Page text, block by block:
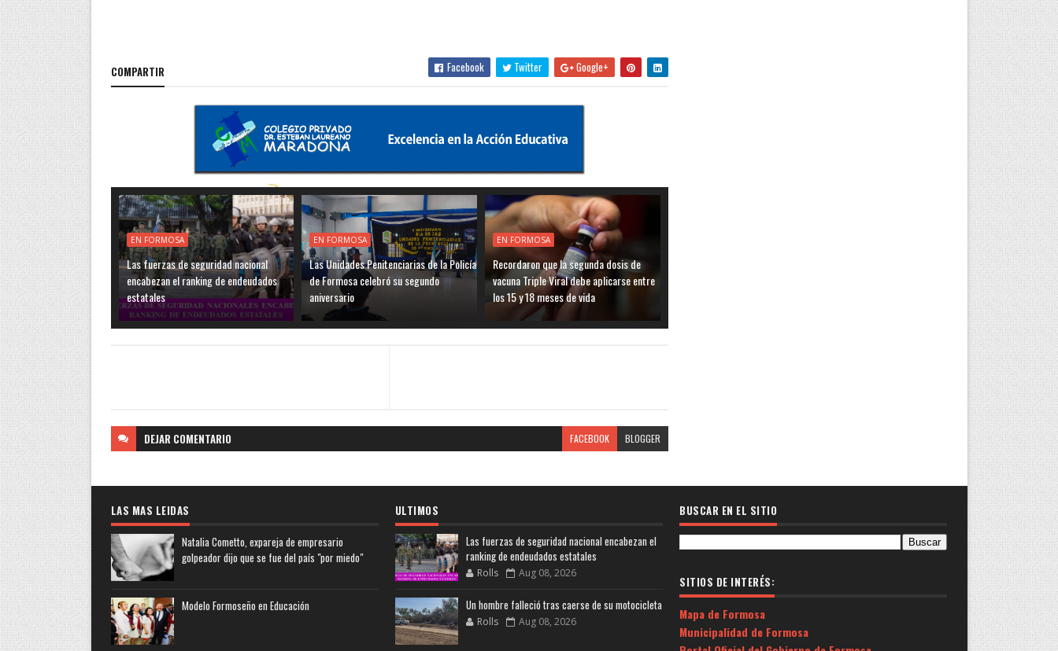
COMPARTIR Facebook Twitter Google+
EN FORMOSA
Las fuerzas de seguridad nacional
encabezan el ranking de endeudados
estatales
EN FORMOSA
Las Unidades Penitenciarias de la Policía
de Formosa celebró su segundo
aniversario
EN FORMOSA
Recordaron que la segunda dosis de
vacuna Triple Viral debe aplicarse entre
los 15 y 18 meses de vida
DEJAR COMENTARIO FACEBOOK BLOGGER
LAS MAS LEIDAS
Natalia Cometto, expareja de empresario
golpeador dijo que se fue del país "por miedo"
Modelo Formoseño en Educación
ULTIMOS
Las fuerzas de seguridad nacional encabezan el
ranking de endeudados estatales
Rolls Aug 08, 2026
Un hombre falleció tras caerse de su motocicleta
Rolls Aug 08, 2026
BUSCAR EN EL SITIO
SITIOS DE INTERÉS:
Mapa de Formosa
Municipalidad de Formosa